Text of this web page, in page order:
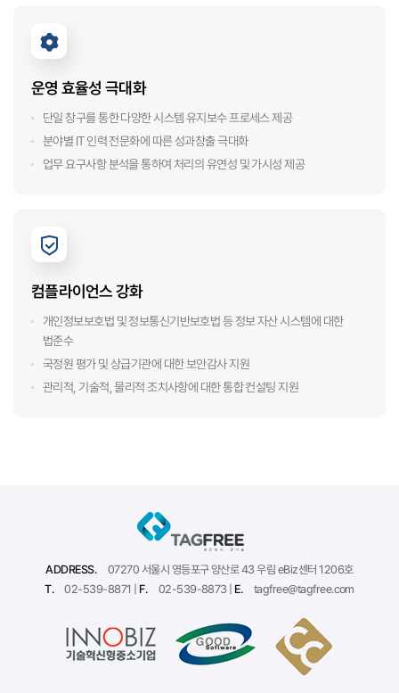
운영 효율성 극대화
단일 창구를 통한 다양한 시스템 유지보수 프로세스 제공
분야별 IT 인력 전문화에 따른 성과창출 극대화
업무 요구사항 분석을 통하여 처리의 유연성 및 가시성 제공
컴플라이언스 강화
개인정보보호법 및 정보통신기반보호법 등 정보 자산 시스템에 대한
법준수
국정원 평가 및 상급기관에 대한 보안감사 지원
관리적, 기술적, 물리적 조치사항에 대한 통합 컨설팅 지원
ADDRESS.
07270 서울시 영등포구 양산로 43 우림 eBiz센터 1206호
T.
02-539-8871 | F. 02-539-8873 | E. tagfree@tagfree.com